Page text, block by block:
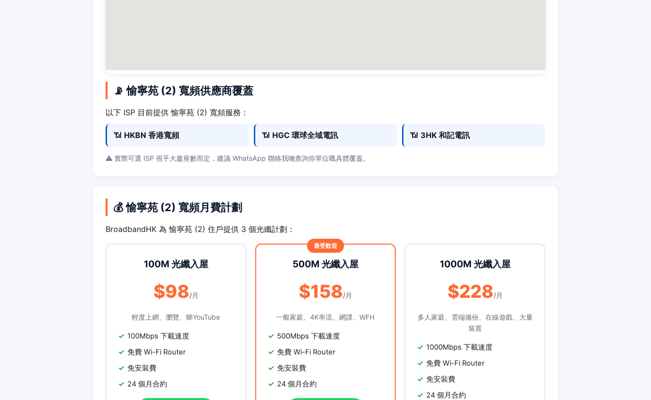
📡 愉寧苑 (2) 寬頻供應商覆蓋
以下 ISP 目前提供 愉寧苑 (2) 寬頻服務：
📶 HKBN 香港寬頻 📶 HGC 環球全域電訊 📶 3HK 和記電訊
⚠️ 實際可選 ISP 視乎大廈座數而定，建議 WhatsApp 聯絡我哋查詢你單位嘅具體覆蓋。
💰 愉寧苑 (2) 寬頻月費計劃
BroadbandHK 為 愉寧苑 (2) 住戶提供 3 個光纖計劃：
100M 光纖入屋
$98/月
輕度上網、瀏覽、睇YouTube
100Mbps 下載速度
免費 Wi-Fi Router
免安裝費
24 個月合約
500M 光纖入屋
$158/月
一般家庭、4K串流、網課、WFH
500Mbps 下載速度
免費 Wi-Fi Router
免安裝費
24 個月合約
1000M 光纖入屋
$228/月
多人家庭、雲端備份、在線遊戲、大量
裝置
1000Mbps 下載速度
免費 Wi-Fi Router
免安裝費
24 個月合約